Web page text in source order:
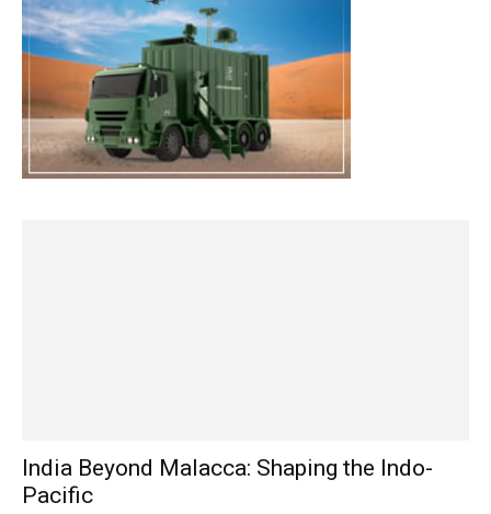
India Beyond Malacca: Shaping the Indo-
Pacific